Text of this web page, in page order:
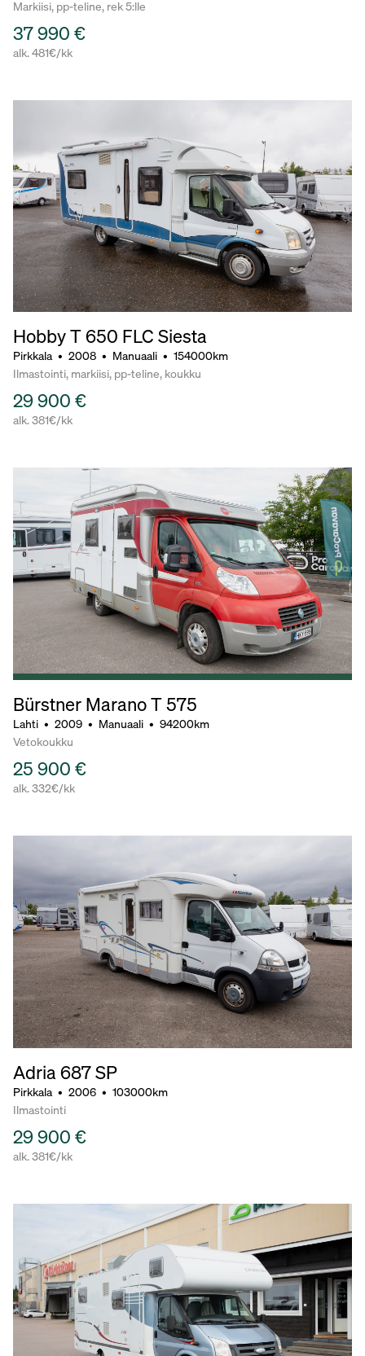
Markiisi, pp-teline, rek 5:lle
37 990 €
alk. 481€/kk
Hobby T 650 FLC Siesta
Pirkkala • 2008 • Manuaali • 154000km
Ilmastointi, markiisi, pp-teline, koukku
29 900 €
alk. 381€/kk
Bürstner Marano T 575
Lahti • 2009 • Manuaali • 94200km
Vetokoukku
25 900 €
alk. 332€/kk
Adria 687 SP
Pirkkala • 2006 • 103000km
Ilmastointi
29 900 €
alk. 381€/kk